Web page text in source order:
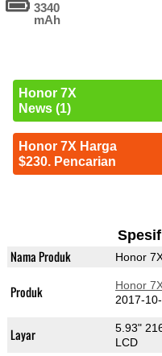
3340
mAh
Honor 7X
News (1)
Honor 7X Harga
$230. Pencarian
Nama Produk Honor
Produk Honor
2017-
Layar
5.93"
LCD